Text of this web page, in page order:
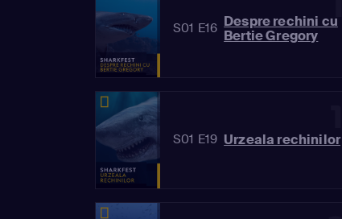
S01 E16 Despre rechini cu
Bertie Gregory
S01 E19 Urzeala rechinilor